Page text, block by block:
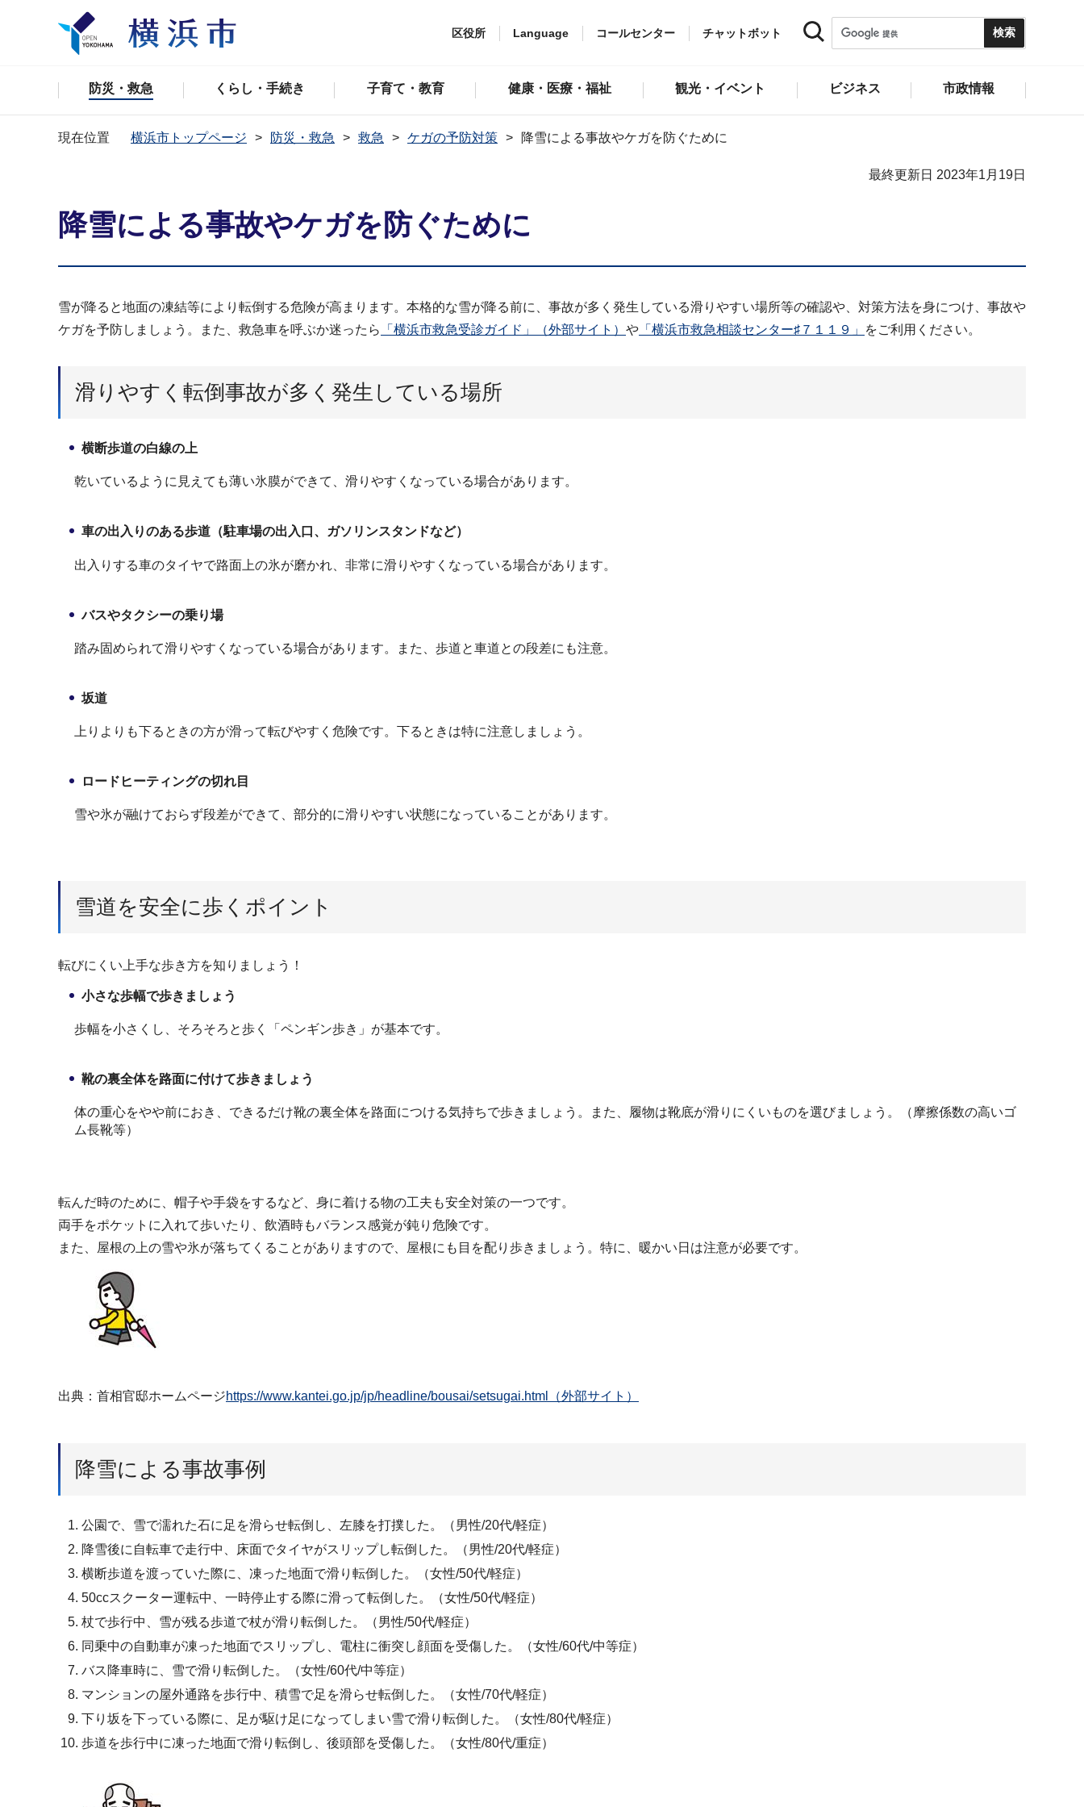
区役所 Language コールセンター チャットボット
防災・救急 くらし・手続き 子育て・教育 健康・医療・福祉 観光・イベント ビジネス 市政情報
現在位置 横浜市トップページ 防災・救急 救急 ケガの予防対策 降雪による事故やケガを防ぐために
最終更新日 2023年1月19日
降雪による事故やケガを防ぐために
雪が降ると地面の凍結等により転倒する危険が高まります。本格的な雪が降る前に、事故が多く発生している滑りやすい場所等の確認や、対策方法を身につけ、事故や
ケガを予防しましょう。また、救急車を呼ぶか迷ったら
「横浜市救急受診ガイド」（外部サイト） や 「横浜市救急相談センター♯７１１９」 をご利用ください。
滑りやすく転倒事故が多く発生している場所
横断歩道の白線の上
乾いているように見えても薄い氷膜ができて、滑りやすくなっている場合があります。
車の出入りのある歩道（駐車場の出入口、ガソリンスタンドなど）
出入りする車のタイヤで路面上の氷が磨かれ、非常に滑りやすくなっている場合があります。
バスやタクシーの乗り場
踏み固められて滑りやすくなっている場合があります。また、歩道と車道との段差にも注意。
坂道
上りよりも下るときの方が滑って転びやすく危険です。下るときは特に注意しましょう。
ロードヒーティングの切れ目
雪や氷が融けておらず段差ができて、部分的に滑りやすい状態になっていることがあります。
雪道を安全に歩くポイント
転びにくい上手な歩き方を知りましょう！
小さな歩幅で歩きましょう
歩幅を小さくし、そろそろと歩く「ペンギン歩き」が基本です。
靴の裏全体を路面に付けて歩きましょう
体の重心をやや前におき、できるだけ靴の裏全体を路面につける気持ちで歩きましょう。また、履物は靴底が滑りにくいものを選びましょう。（摩擦係数の高いゴ
ム長靴等）
転んだ時のために、帽子や手袋をするなど、身に着ける物の工夫も安全対策の一つです。
両手をポケットに入れて歩いたり、飲酒時もバランス感覚が鈍り危険です。
また、屋根の上の雪や氷が落ちてくることがありますので、屋根にも目を配り歩きましょう。特に、暖かい日は注意が必要です。
出典：首相官邸ホームページhttps://www.kantei.go.jp/jp/headline/bousai/setsugai.html（外部サイト）
降雪による事故事例
公園で、雪で濡れた石に足を滑らせ転倒し、左膝を打撲した。（男性/20代/軽症）
降雪後に自転車で走行中、床面でタイヤがスリップし転倒した。（男性/20代/軽症）
横断歩道を渡っていた際に、凍った地面で滑り転倒した。（女性/50代/軽症）
50ccスクーター運転中、一時停止する際に滑って転倒した。（女性/50代/軽症）
杖で歩行中、雪が残る歩道で杖が滑り転倒した。（男性/50代/軽症）
同乗中の自動車が凍った地面でスリップし、電柱に衝突し顔面を受傷した。（女性/60代/中等症）
バス降車時に、雪で滑り転倒した。（女性/60代/中等症）
マンションの屋外通路を歩行中、積雪で足を滑らせ転倒した。（女性/70代/軽症）
下り坂を下っている際に、足が駆け足になってしまい雪で滑り転倒した。（女性/80代/軽症）
歩道を歩行中に凍った地面で滑り転倒し、後頭部を受傷した。（女性/80代/重症）